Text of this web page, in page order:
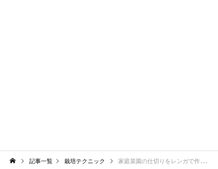
記事一覧 栽培テクニック 家庭菜園の仕切りをレンガで作る作り方！畝を区切って作業しやすくするレイアウト